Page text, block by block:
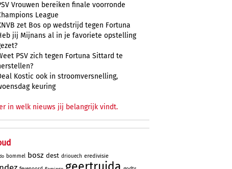
Vrouwen bereiken finale voorronde
League
zet Bos op wedstrijd tegen Fortuna
jij Mijnans al in je favoriete opstelling
PSV zich tegen Fortuna Sittard te
Kostic ook in stroomversnelling,
keuring
in welk nieuws jij belangrijk vindt.
bommel bosz dest driouech eredivisie